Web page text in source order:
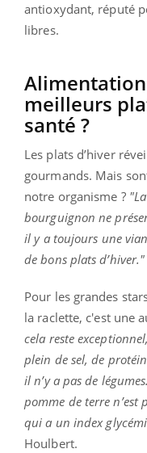
antioxydant, réputé
libres.
meilleurs
santé ?
Les plats d’hiver
gourmands. Mais
notre organisme ?
bourguignon ne
il y a toujours une
de bons plats d’hiver."
Pour les grandes
la raclette, c'est une
cela reste
plein de sel, de
il n’y a pas de
pomme de terre
qui a un index
Houlbert.